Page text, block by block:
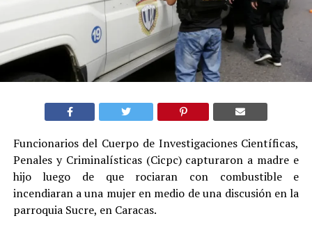
Funcionarios del Cuerpo de Investigaciones Científicas,
Penales y Criminalísticas (Cicpc) capturaron a madre e
hijo luego de que rociaran con combustible e
incendiaran a una mujer en medio de una discusión en la
parroquia Sucre, en Caracas.